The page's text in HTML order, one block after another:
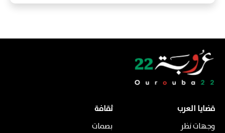
قضايا العرب
وجهات نظر
ثقافة
بصمات